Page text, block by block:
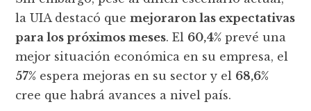
la UIA destacó quemejoraron las expectativas
para los próximos meses. El 60,4% prevé una
mejor situación económica en su empresa, el
57% espera mejoras en su sector y el 68,6%
cree que habrá avances a nivel país.